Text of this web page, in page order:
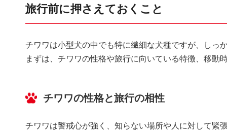
旅行前に押さえておくこと
チワワは小型犬の中でも特に繊細な犬種ですが、しっ
まずは、チワワの性格や旅行に向いている特徴、移動
チワワの性格と旅行の相性
チワワは警戒心が強く、知らない場所や人に対して緊